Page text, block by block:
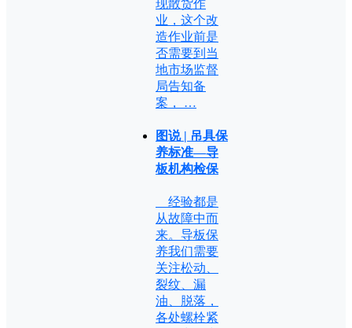
现散货作
业，这个改
造作业前是
否需要到当
地市场监督
局告知备
案， …
图说 | 吊具保
养标准—导
板机构检保
经验都是
从故障中而
来。导板保
养我们需要
关注松动、
裂纹、漏
油、脱落，
各处螺栓紧